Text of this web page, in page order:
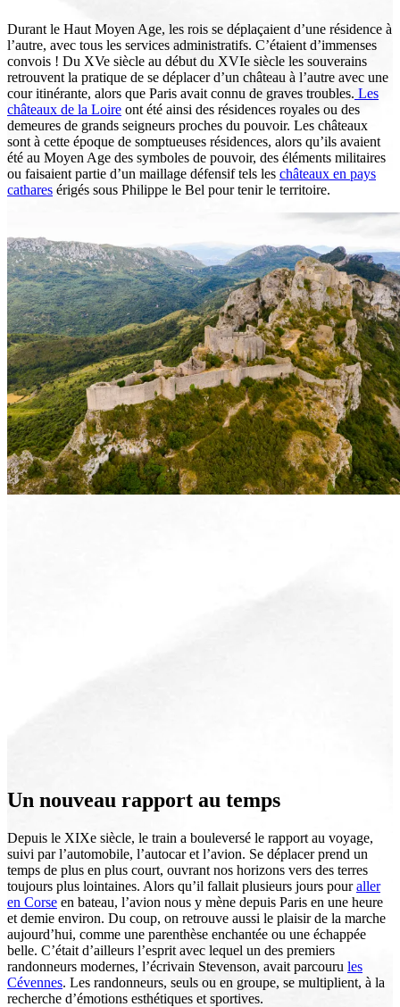
Durant le Haut Moyen Age, les rois se déplaçaient d’une résidence à
l’autre, avec tous les services administratifs. C’étaient d’immenses
convois ! Du XVe siècle au début du XVIe siècle les souverains
retrouvent la pratique de se déplacer d’un château à l’autre avec une
cour itinérante, alors que Paris avait connu de graves troubles. Les
châteaux de la Loire ont été ainsi des résidences royales ou des
demeures de grands seigneurs proches du pouvoir. Les châteaux
sont à cette époque de somptueuses résidences, alors qu’ils avaient
été au Moyen Age des symboles de pouvoir, des éléments militaires
ou faisaient partie d’un maillage défensif tels les châteaux en pays
cathares érigés sous Philippe le Bel pour tenir le territoire.
Un nouveau rapport au temps
Depuis le XIXe siècle, le train a bouleversé le rapport au voyage,
suivi par l’automobile, l’autocar et l’avion. Se déplacer prend un
temps de plus en plus court, ouvrant nos horizons vers des terres
toujours plus lointaines. Alors qu’il fallait plusieurs jours pouraller
en Corse en bateau, l’avion nous y mène depuis Paris en une heure
et demie environ. Du coup, on retrouve aussi le plaisir de la marche
aujourd’hui, comme une parenthèse enchantée ou une échappée
belle. C’était d’ailleurs l’esprit avec lequel un des premiers
randonneurs modernes, l’écrivain Stevenson, avait parcouru les
Cévennes. Les randonneurs, seuls ou en groupe, se multiplient, à la
recherche d’émotions esthétiques et sportives.